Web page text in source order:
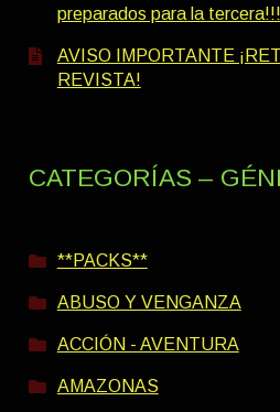
preparados para la
AVISO IMPORTANTE
REVISTA!
CATEGORÍAS –
**PACKS**
ABUSO Y VENGANZA
ACCIÓN - AVENTURA
AMAZONAS